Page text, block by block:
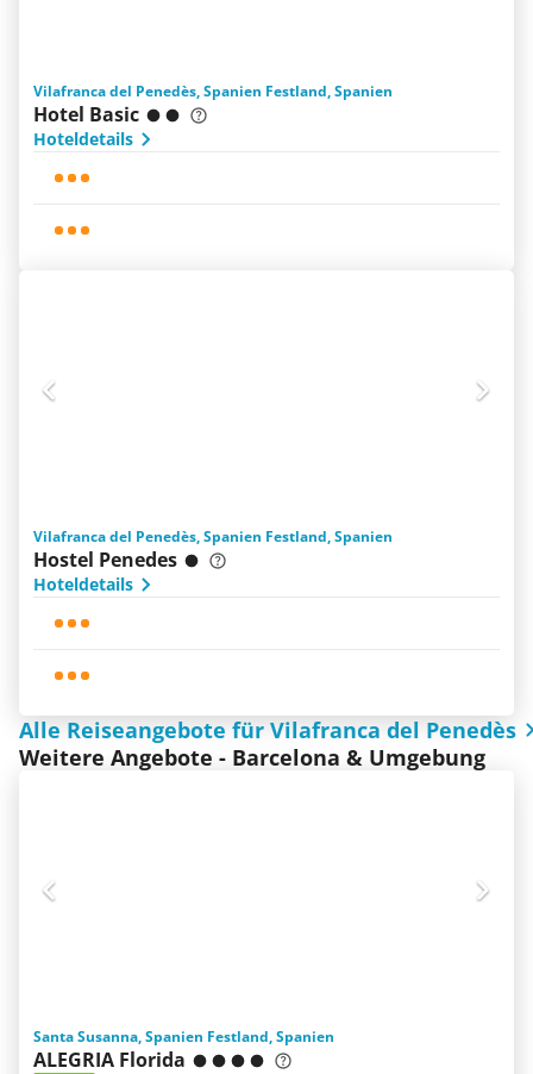
Vilafranca del Penedès, Spanien Festland, Spanien
Hotel Basic
Hoteldetails
Vilafranca del Penedès, Spanien Festland, Spanien
Hostel Penedes
Hoteldetails
Alle Reiseangebote für Vilafranca del Penedès
Weitere Angebote - Barcelona & Umgebung
Santa Susanna, Spanien Festland, Spanien
ALEGRIA Florida